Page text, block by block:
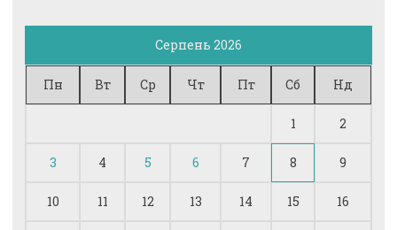
Серпень 2026
Пн Вт Ср Чт Пт Сб Нд
1 2
3 4 5 6 7 8 9
10 11 12 13 14 15 16